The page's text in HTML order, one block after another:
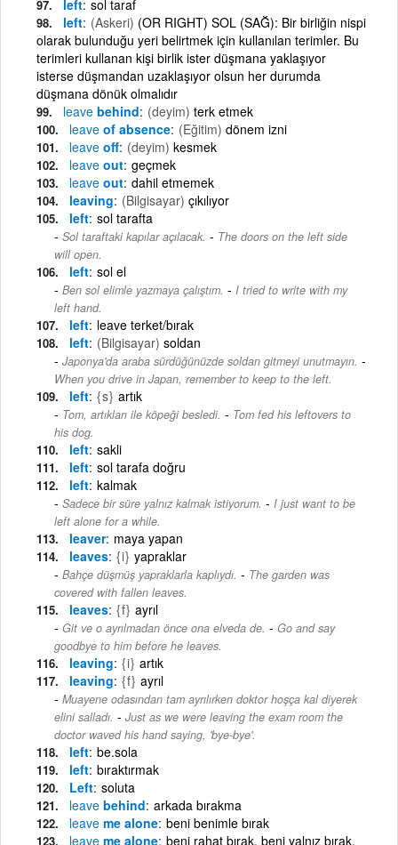
left sol taraf
left (Askeri) (OR RIGHT) SOL (SAĞ): Bir birliğin nispi
olarak bulunduğu yeri belirtmek için kullanılan terimler. Bu
terimleri kullanan kişi birlik ister düşmana yaklaşıyor
isterse düşmandan uzaklaşıyor olsun her durumda
düşmana dönük olmalıdır
leave behind (deyim) terk etmek
leave of absence (Eğitim) dönem izni
leave off (deyim) kesmek
leave out geçmek
leave out dahil etmemek
leaving (Bilgisayar) çıkılıyor
left sol tarafta
Sol taraftaki kapılar açılacak. - The doors on the left side
will open.
left sol el
Ben sol elimle yazmaya çalıştım. - I tried to write with my
left hand.
left leave terket/bırak
left (Bilgisayar) soldan
Japonya'da araba sürdüğünüzde soldan gitmeyi unutmayın. -
When you drive in Japan, remember to keep to the left.
left {s} artık
Tom, artıkları ile köpeği besledi. - Tom fed his leftovers to
his dog.
left sakli
left sol tarafa doğru
left kalmak
Sadece bir süre yalnız kalmak istiyorum. - I just want to be
left alone for a while.
leaver maya yapan
leaves {i} yapraklar
Bahçe düşmüş yapraklarla kaplıydı. - The garden was
covered with fallen leaves.
leaves {f} ayrıl
Git ve o ayrılmadan önce ona elveda de. - Go and say
goodbye to him before he leaves.
leaving {i} artık
leaving {f} ayrıl
Muayene odasından tam ayrılırken doktor hoşça kal diyerek
elini salladı. - Just as we were leaving the exam room the
doctor waved his hand saying, 'bye-bye'.
left be.sola
left bıraktırmak
Left soluta
leave behind arkada bırakma
leave me alone beni benimle bırak
leave me alone beni rahat bırak, beni yalnız bırak,